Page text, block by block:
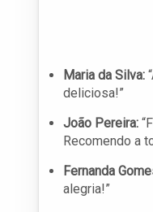
Maria da Silva:
deliciosa!”
João Pereira:
Recomendo a
Fernanda
alegria!”